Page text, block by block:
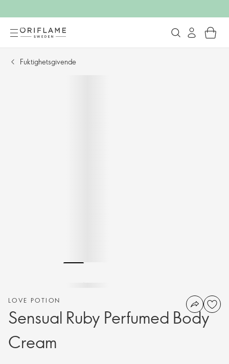
Fuktighetsgivende
LOVE POTION
Sensual Ruby Perfumed Body
Cream